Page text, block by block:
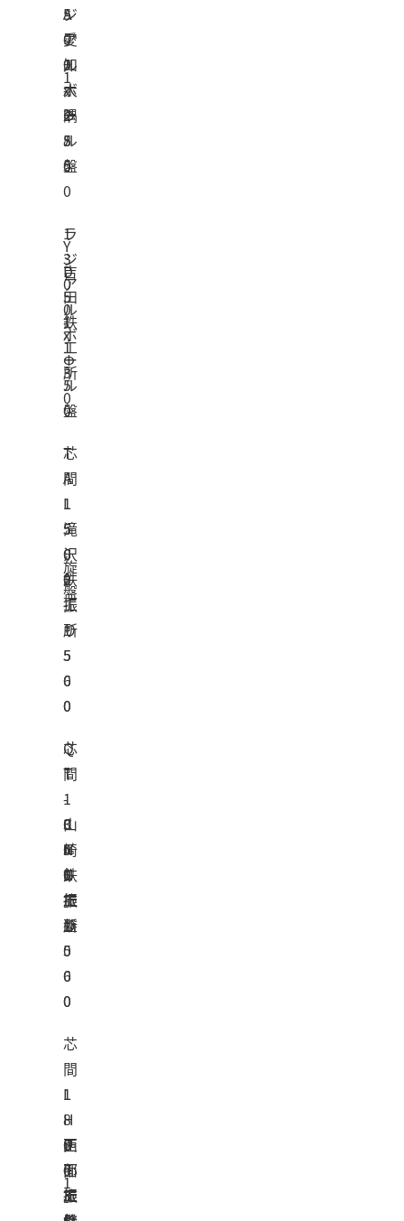
ジ
ア
ル
ボ
ー
ル
盤
A
-
J
-
2
5
0
0
5
0
0
x
Φ
8
5
1
愛
知
大
隅
ラ
ジ
ア
ル
ボ
ー
ル
盤
Y
D
5
-
1
3
0
1
3
0
0
x
Φ
5
0
1
吉
田
鉄
工
所
旋
盤
T
A
L
5
6
0
-
1
5
0
0
芯
間
1
5
0
0
振
り
5
6
0
2
滝
沢
鉄
工
所
C
N
C
旋
盤
Q
T
-
3
5
N
-
1
0
0
0
芯
間
1
0
0
0
振
り
5
6
0
1
山
崎
鉄
工
所
正
面
旋
L
H
S
-
3
芯
間
1
8
0
0
振
1
西
部
工